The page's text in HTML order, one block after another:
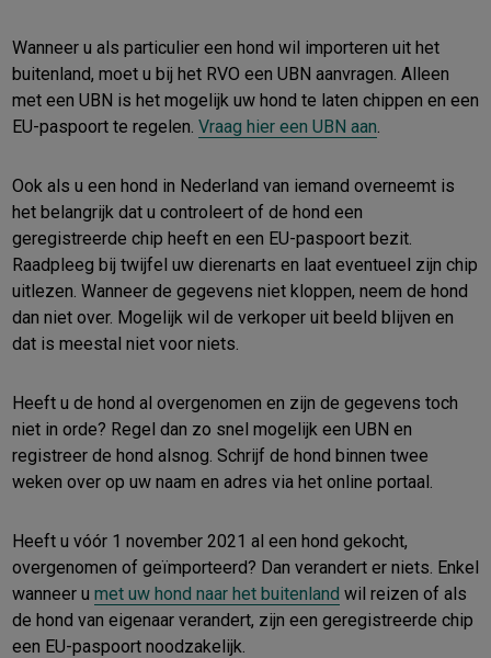
Wanneer u als particulier een hond wil importeren uit het
buitenland, moet u bij het RVO een UBN aanvragen. Alleen
met een UBN is het mogelijk uw hond te laten chippen en een
EU-paspoort te regelen. Vraag hier een UBN aan
Ook als u een hond in Nederland van iemand overneemt is
het belangrijk dat u controleert of de hond een
geregistreerde chip heeft en een EU-paspoort bezit.
Raadpleeg bij twijfel uw dierenarts en laat eventueel zijn chip
uitlezen. Wanneer de gegevens niet kloppen, neem de hond
dan niet over. Mogelijk wil de verkoper uit beeld blijven en
dat is meestal niet voor niets.
Heeft u de hond al overgenomen en zijn de gegevens toch
niet in orde? Regel dan zo snel mogelijk een UBN en
registreer de hond alsnog. Schrijf de hond binnen twee
weken over op uw naam en adres via het online portaal.
Heeft u vóór 1 november 2021 al een hond gekocht,
overgenomen of geïmporteerd? Dan verandert er niets. Enkel
wanneer u met uw hond naar het buitenland wil reizen of als
de hond van eigenaar verandert, zijn een geregistreerde chip
een EU-paspoort noodzakelijk.